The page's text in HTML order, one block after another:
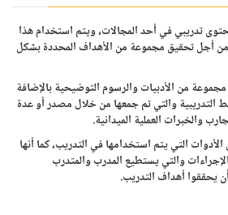
تدريبي في أحد المجالات، ويتم استخدام هذا
أجل تحقيق مجموعة من الأهداف المحددة بشكل
من الأدبيات والرسوم التوضيحية بالإضافة
التدريبية والتي تم جمعها من خلال مصدر أو عدة
والخبرات العملية الميدانية.
الأدوات التي يتم استخدامها في التدريب، كما أنها
والتي يستطيع المدرب والمتدرب
يحققوا أهداف التدريب.